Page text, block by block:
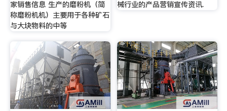
家销售信息 生产的磨粉机（简
称磨粉机机）主要用于各种矿石
与大块物料的中等
械行业的产品营销宣传资讯.